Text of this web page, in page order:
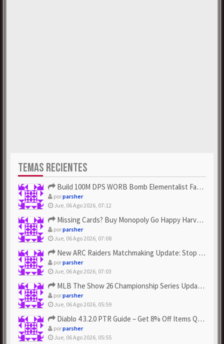
TEMAS RECIENTES
Build 100M DPS WORB Bomb Elementalist Fast - Grab POE Curren...
porparsher
Jue, 06 Ago 2026, 07:12
Missing Cards? Buy Monopoly Go Happy Harvest with Looney Tun...
porparsher
Jue, 06 Ago 2026, 07:08
New ARC Raiders Matchmaking Update: Stop Failed - Grab Bluep...
porparsher
Jue, 06 Ago 2026, 07:03
MLB The Show 26 Championship Series Update! Get Cheap & ...
porparsher
Jue, 06 Ago 2026, 05:59
Diablo 4 3.2.0 PTR Guide – Get 8% Off Items Quickly to Test ...
porparsher
Jue, 06 Ago 2026, 05:55